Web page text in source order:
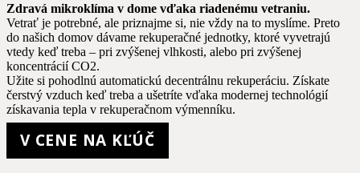
Zdravá mikroklíma v dome vďaka riadenému vetraniu.
Vetrať je potrebné, ale priznajme si, nie vždy na to myslíme. Preto
do našich domov dávame rekuperačné jednotky, ktoré vyvetrajú
vtedy keď treba – pri zvýšenej vlhkosti, alebo pri zvýšenej
koncentrácií CO2.
Užite si pohodlnú automatickú decentrálnu rekuperáciu. Získate
čerstvý vzduch keď treba a ušetríte vďaka modernej technológií
získavania tepla v rekuperačnom výmenníku.
V CENE NA KĽÚČ